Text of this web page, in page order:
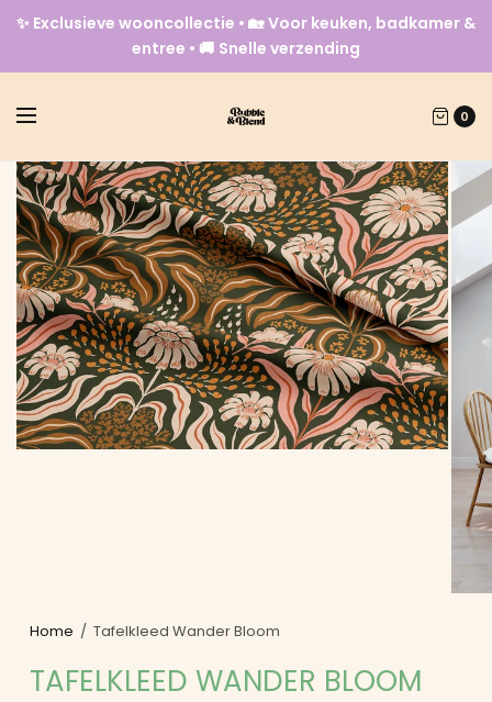
✨ Exclusieve wooncollectie • 🏡 Voor keuken, badkamer &
entree • 🚚 Snelle verzending
0
Home / Tafelkleed Wander Bloom
TAFELKLEED WANDER BLOOM